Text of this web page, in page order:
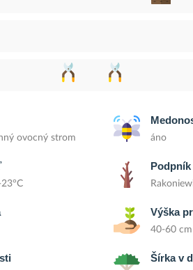
ovocný strom áno
Podpník
Výška
40-60 cm
Šírka v